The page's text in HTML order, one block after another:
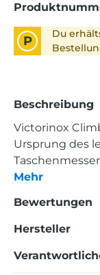
P
Du
Beschreibung
Victorinox
Ursprung des
Mehr
Bewertungen
Hersteller